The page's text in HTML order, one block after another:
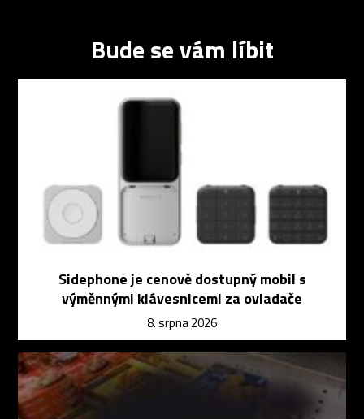
Bude se vám líbit
Sidephone je cenově dostupný mobil s
výměnnými klávesnicemi za ovladače
8. srpna 2026